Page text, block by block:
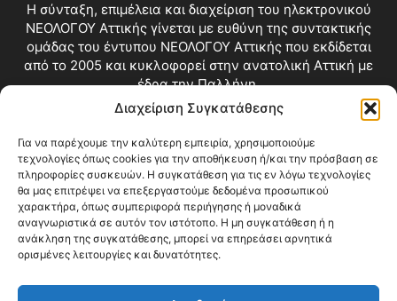
Διαχείριση Συγκατάθεσης
Για να παρέχουμε την καλύτερη εμπειρία, χρησιμοποιούμε
τεχνολογίες όπως cookies για την αποθήκευση ή/και την πρόσβαση σε
πληροφορίες συσκευών. Η συγκατάθεση για τις εν λόγω τεχνολογίες
θα μας επιτρέψει να επεξεργαστούμε δεδομένα προσωπικού
χαρακτήρα, όπως συμπεριφορά περιήγησης ή μοναδικά
αναγνωριστικά σε αυτόν τον ιστότοπο. Η μη συγκατάθεση ή η
ανάκληση της συγκατάθεσης, μπορεί να επηρεάσει αρνητικά
ορισμένες λειτουργίες και δυνατότητες.
Η σύνταξη, επιμέλεια και διαχείριση του ηλεκτρονικού
ΝΕΟΛΟΓΟΥ Αττικής γίνεται με ευθύνη της συντακτικής
ομάδας του έντυπου ΝΕΟΛΟΓΟΥ Αττικής που εκδίδεται
από το 2005 και κυκλοφορεί στην ανατολική Αττική με
έδρα την Παλλήνη.
Επικοινωνία:info@neologosattikis.gr
ΑΚΟΛΟΥΘΗΣΕ ΜΑΣ